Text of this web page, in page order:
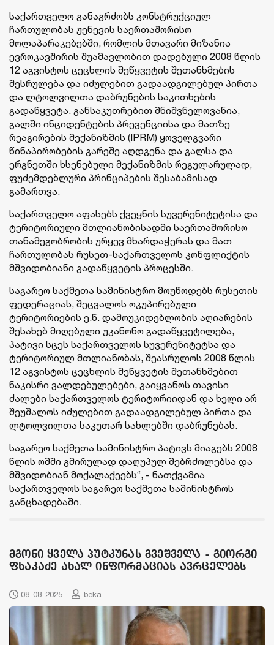
საქართველო განაგრძობს კონსტრუქციულ
ჩართულობას ჟენევის საერთაშორისო
მოლაპარაკებებში, რომლის მთავარი მიზანია
ევროკავშირის შუამავლობით დადებული 2008 წლის
12 აგვისტოს ცეცხლის შეწყვეტის შეთანხმების
შესრულება და იძულებით გადაადგილებულ პირთა
და ლტოლვილთა დაბრუნების საკითხების
გადაწყვეტა. განსაკუთრებით მნიშვნელოვანია,
გალში ინციდენტების პრევენციისა და მათზე
რეაგირების მექანიზმის (IPRM) ყოველგვარი
წინაპირობების გარეშე აღდგენა და გალსა და
ერგნეთში ხსენებული მექანიზმის რეგულარულად,
ფუძემდებლური პრინციპების შესაბამისად
გამართვა.
საქართველო აფასებს ქვეყნის სუვერენიტეტისა და
ტერიტორიული მთლიანობისადმი საერთაშორისო
თანამეგობრობის ურყევ მხარდაჭერას და მათ
ჩართულობას რუსეთ-საქართველოს კონფლიქტის
მშვიდობიანი გადაწყვეტის პროცესში.
საგარეო საქმეთა სამინისტრო მოუწოდებს რუსეთის
ფედერაციას, შეცვალოს ოკუპირებული
ტერიტორიების ე.წ. დამოუკიდებლობის აღიარების
შესახებ მიღებული უკანონო გადაწყვეტილება,
პატივი სცეს საქართველოს სუვერენიტეტსა და
ტერიტორიულ მთლიანობას, შეასრულოს 2008 წლის
12 აგვისტოს ცეცხლის შეწყვეტის შეთანხმებით
ნაკისრი ვალდებულებები, გაიყვანოს თავისი
ძალები საქართველოს ტერიტორიიდან და ხელი არ
შეუშალოს იძულებით გადაადგილებულ პირთა და
ლტოლვილთა საკუთარ სახლებში დაბრუნებას.
საგარეო საქმეთა სამინისტრო პატივს მიაგებს 2008
წლის ომში გმირულად დაღუპულ მებრძოლებსა და
მშვიდობიან მოქალაქეებს“, - ნათქვამია
საქართველოს საგარეო საქმეთა სამინისტროს
განცხადებაში.
მგონი ყველა პუტკუნას გვეშველა - გიორგი
ფხაკაძე ახალ ინფორმაციას ავრცელებს
08-08-2025 beka